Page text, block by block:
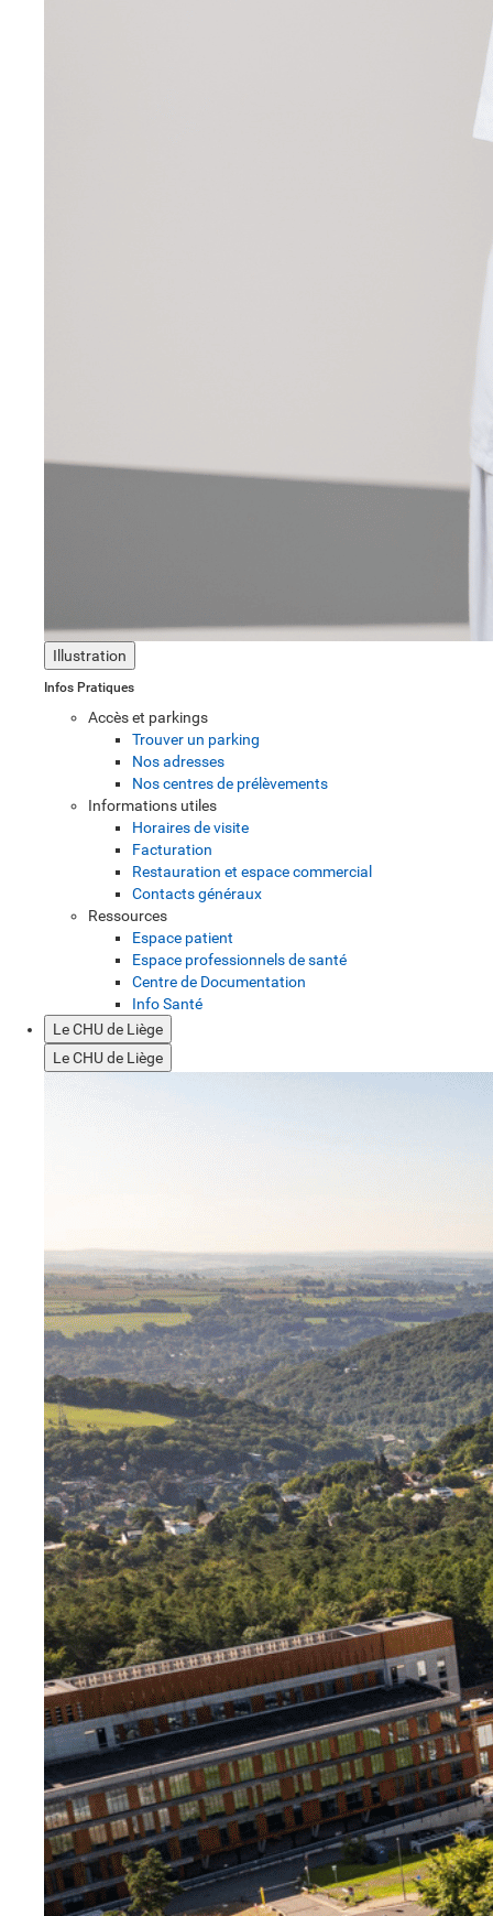
Illustration
Infos Pratiques
Accès et parkings
Trouver un parking
Nos adresses
Nos centres de prélèvements
Informations utiles
Horaires de visite
Facturation
Restauration et espace commercial
Contacts généraux
Ressources
Espace patient
Espace professionnels de santé
Centre de Documentation
Info Santé
Le CHU de Liège
Le CHU de Liège